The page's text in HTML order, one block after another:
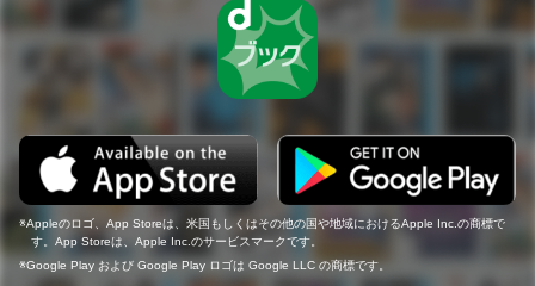
Appleのロゴ、App Storeは、米国もしくはその他の国や地域におけるApple Inc.の商標で
す。App Storeは、Apple Inc.のサービスマークです。
Google Play および Google Play ロゴは Google LLC の商標です。